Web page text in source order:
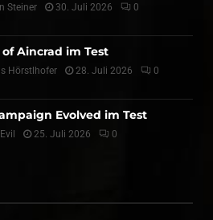
Steiner 30. Juli 2026 0
of Aincrad im Test
Hörstlhofer 28. Juli 2026 0
Evolved im Test
25. Juli 2026 0